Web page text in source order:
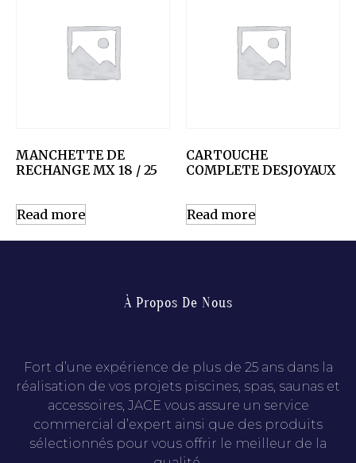
MANCHETTE DE
RECHANGE MX 18 / 25
Read more
CARTOUCHE
COMPLETE DESJOYAUX
Read more
À Propos De Nous
Fort d’une expérience de plus de 25 ans dans la
réalisation de vos projets piscines, spas, saunas et
accessoires, JACE vous assure un service
commercial d’expert ainsi que des produits
sélectionnés pour vous offrir le meilleur de la